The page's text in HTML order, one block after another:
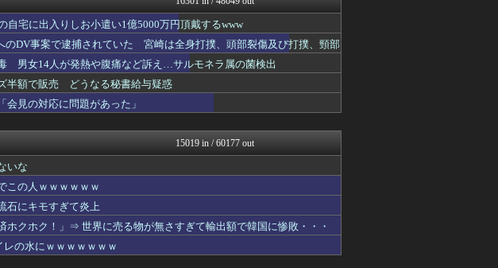
るらしいｗｗｗｗｗ...
返す 容疑で中学生2...
常識的に考えた
コンテンツ・声優 | ラブ...
あらまめ2ch
公務員月給3.51...
黒マッチョニュース
ｗｗｗｗ
キニ速
動画あり】
アナきゃぷ速報
ｗｗｗ
アルファルファモザイク＠ネ...
乃木通 乃木坂46櫻坂46...
ラビット速報
スンに負ける...
。放送禁止用語にす...
かった」
まとめたニュース
一回転して、なんと...
せつか アダルトビデ...
国難にあってもの申す！！
アルファルファモザイク＠ネ...
【サッカー まとめ】サカラ...
自宅に出入りしお小遣い1億5000万円頂戴するwww
のDV事案で逮捕されていた 宮崎は全身打撲、頭部裂傷及び打撲、頸部
男女14人が発熱や腹痛など訴え…サルモネラ属の菌検出
半額で販売 どうなる秘書給与疑惑
見の対応に問題があった」
15019 in / 60177 out
いな
この人ｗｗｗｗｗｗ
石にキモすぎて炎上
ホクホク！」⇒ 世界に売る物が無さすぎて輸出額で韓国に惨敗・・・
の水にｗｗｗｗｗｗｗ